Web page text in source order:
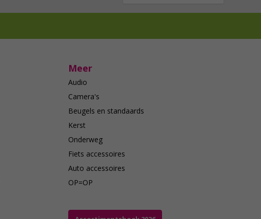
Meer
Audio
Camera's
Beugels en standaards
Kerst
Onderweg
Fiets accessoires
Auto accessoires
OP=OP